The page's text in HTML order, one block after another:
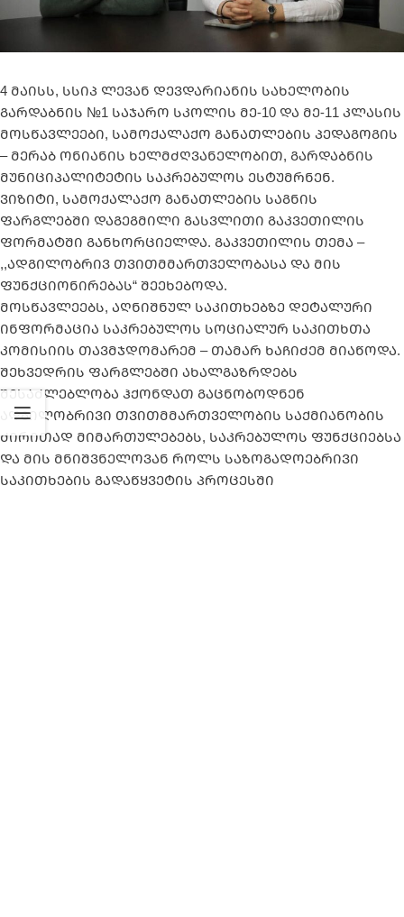
4 მაისს, სსიპ ლევან დევდარიანის სახელობის
გარდაბნის №1 საჯარო სკოლის მე-10 და მე-11 კლასის
მოსწავლეები, სამოქალაქო განათლების პედაგოგის
– მერაბ ონიანის ხელმძღვანელობით, გარდაბნის
მუნიციპალიტეტის საკრებულოს ესტუმრნენ.
ვიზიტი, სამოქალაქო განათლების საგნის
ფარგლებში დაგეგმილი გასვლითი გაკვეთილის
ფორმატში განხორციელდა. გაკვეთილის თემა –
,,ადგილობრივ თვითმმართველობასა და მის
ფუნქციონირებას“ შეეხებოდა.
მოსწავლეებს, აღნიშნულ საკითხებზე დეტალური
ინფორმაცია საკრებულოს სოციალურ საკითხთა
კომისიის თავმჯდომარემ – თამარ ხაჩიძემ მიაწოდა.
შეხვედრის ფარგლებში ახალგაზრდებს
შესაძლებლობა ჰქონდათ გაცნობოდნენ
ადგილობრივი თვითმმართველობის საქმიანობის
ძირითად მიმართულებებს, საკრებულოს ფუნქციებსა
და მის მნიშვნელოვან როლს საზოგადოებრივი
საკითხების გადაწყვეტის პროცესში